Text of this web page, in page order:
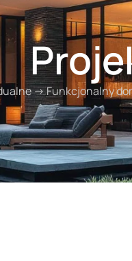
→Funkcjonalny